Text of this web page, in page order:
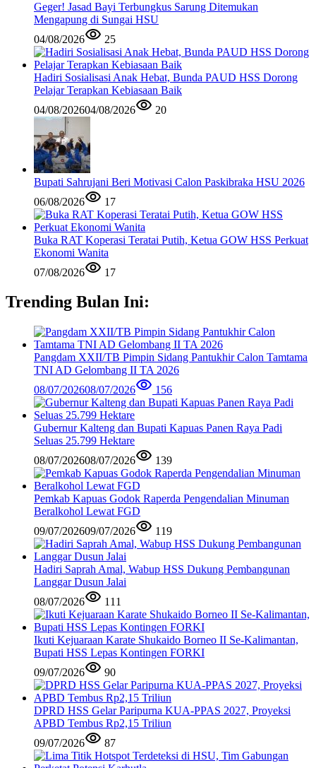
Geger! Jasad Bayi Terbungkus Sarung Ditemukan
Mengapung di Sungai HSU
04/08/2026
25
Hadiri Sosialisasi Anak Hebat, Bunda PAUD HSS Dorong
Pelajar Terapkan Kebiasaan Baik
04/08/202604/08/2026 20
Bupati Sahrujani Beri Motivasi Calon Paskibraka HSU 2026
06/08/2026
17
Buka RAT Koperasi Teratai Putih, Ketua GOW HSS Perkuat
Ekonomi Wanita
07/08/2026
17
Trending Bulan Ini:
Pangdam XXII/TB Pimpin Sidang Pantukhir Calon Tamtama
TNI AD Gelombang II TA 2026
08/07/202608/07/2026 156
Gubernur Kalteng dan Bupati Kapuas Panen Raya Padi
Seluas 25.799 Hektare
08/07/202608/07/2026 139
Pemkab Kapuas Godok Raperda Pengendalian Minuman
Beralkohol Lewat FGD
09/07/202609/07/2026 119
Hadiri Saprah Amal, Wabup HSS Dukung Pembangunan
Langgar Dusun Jalai
08/07/2026
111
Ikuti Kejuaraan Karate Shukaido Borneo II Se-Kalimantan,
Bupati HSS Lepas Kontingen FORKI
09/07/2026
90
DPRD HSS Gelar Paripurna KUA-PPAS 2027, Proyeksi
APBD Tembus Rp2,15 Triliun
09/07/2026
87